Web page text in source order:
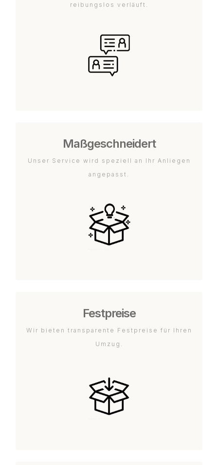
reibungslos verläuft.
Maßgeschneidert
Unser Service wird speziell an Ihr Anliegen
angepasst.
Festpreise
Wir bieten transparente Festpreise für Ihren
Umzug.